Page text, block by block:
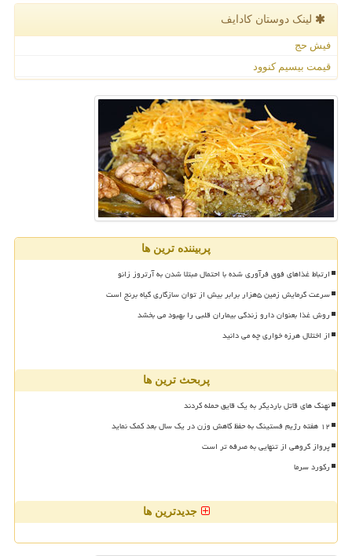
لینک دوستان كادایف
فیش حج
قیمت بیسیم کنوود
پربیننده ترین ها
ارتباط غذاهای فوق فرآوری شده با احتمال مبتلا شدن به آرتروز زانو
سرعت گرمایش زمین ۵هزار برابر بیش از توان سازگاری گیاه برنج است
روش غذا بعنوان دارو زندگی بیماران قلبی را بهبود می بخشد
از اختلال هرزه خواری چه می دانید
پربحث ترین ها
نهنگ های قاتل باردیگر به یک قایق حمله کردند
۱۲ هفته رژیم فستینگ به حفظ کاهش وزن در یک سال بعد کمک نماید
پرواز گروهی از تنهایی به صرفه تر است
رکورد سرما
جدیدترین ها